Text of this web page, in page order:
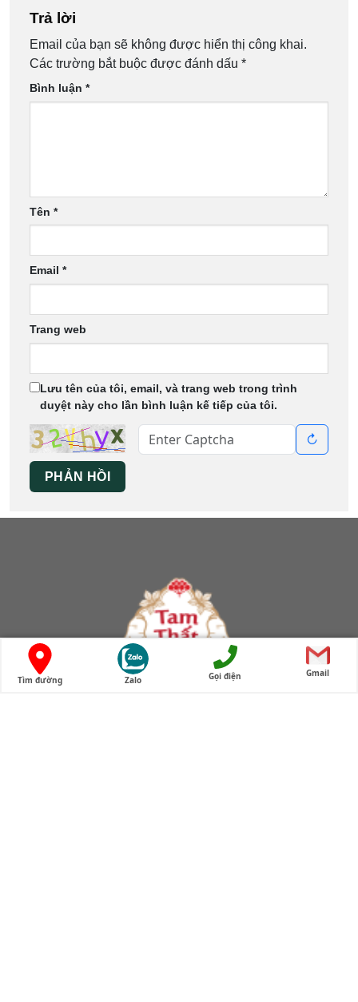
Trả lời
Email của bạn sẽ không được hiển thị công khai.
Các trường bắt buộc được đánh dấu *
Bình luận *
Tên *
Email *
Trang web
Lưu tên của tôi, email, và trang web trong trình
duyệt này cho lần bình luận kế tiếp của tôi.
↻
PHẢN HỒI
Tìm đường Zalo Gọi điện Gmail